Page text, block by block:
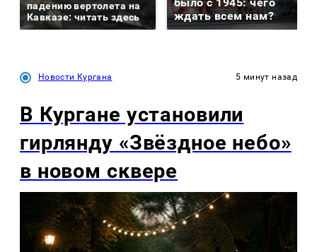
падению вертолета на
Кавказе: читать здесь
ждать всем нам?
Новости Кургана 5 минут назад
В Кургане установили
гирлянду «Звёздное небо»
в новом сквере